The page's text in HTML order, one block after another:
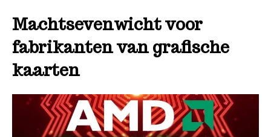
Machtsevenwicht voor
fabrikanten van grafische
kaarten